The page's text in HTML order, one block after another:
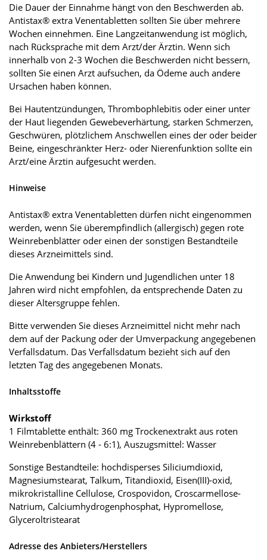
Die Dauer der Einnahme hängt von den Beschwerden ab.
Antistax® extra Venentabletten sollten Sie über mehrere
Wochen einnehmen. Eine Langzeitanwendung ist möglich,
nach Rücksprache mit dem Arzt/der Ärztin. Wenn sich
innerhalb von 2-3 Wochen die Beschwerden nicht bessern,
sollten Sie einen Arzt aufsuchen, da Ödeme auch andere
Ursachen haben können.
Bei Hautentzündungen, Thrombophlebitis oder einer unter
der Haut liegenden Gewebeverhärtung, starken Schmerzen,
Geschwüren, plötzlichem Anschwellen eines der oder beider
Beine, eingeschränkter Herz- oder Nierenfunktion sollte ein
Arzt/eine Ärztin aufgesucht werden.
Hinweise
Antistax® extra Venentabletten dürfen nicht eingenommen
werden, wenn Sie überempfindlich (allergisch) gegen rote
Weinrebenblätter oder einen der sonstigen Bestandteile
dieses Arzneimittels sind.
Die Anwendung bei Kindern und Jugendlichen unter 18
Jahren wird nicht empfohlen, da entsprechende Daten zu
dieser Altersgruppe fehlen.
Bitte verwenden Sie dieses Arzneimittel nicht mehr nach
dem auf der Packung oder der Umverpackung angegebenen
Verfallsdatum. Das Verfallsdatum bezieht sich auf den
letzten Tag des angegebenen Monats.
Inhaltsstoffe
Wirkstoff
1 Filmtablette enthält: 360 mg Trockenextrakt aus roten
Weinrebenblättern (4 - 6:1), Auszugsmittel: Wasser
Sonstige Bestandteile: hochdisperses Siliciumdioxid,
Magnesiumstearat, Talkum, Titandioxid, Eisen(III)-oxid,
mikrokristalline Cellulose, Crospovidon, Croscarmellose-
Natrium, Calciumhydrogenphosphat, Hypromellose,
Glyceroltristearat
Adresse des Anbieters/Herstellers